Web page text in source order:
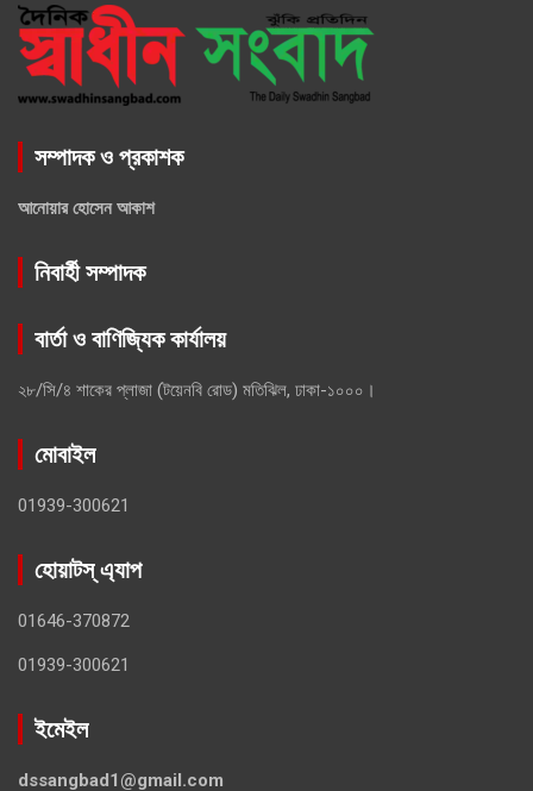
সম্পাদক ও প্রকাশক
আনোয়ার হোসেন আকাশ
নিবার্হী সম্পাদক
বার্তা ও বাণিজ্যিক কার্যালয়
২৮/সি/৪ শাকের প্লাজা (টয়েনবি রোড) মতিঝিল, ঢাকা-১০০০।
মোবাইল
01939-300621
হোয়াটস্ এ্যাপ
01646-370872
01939-300621
ইমেইল
dssangbad1@gmail.com